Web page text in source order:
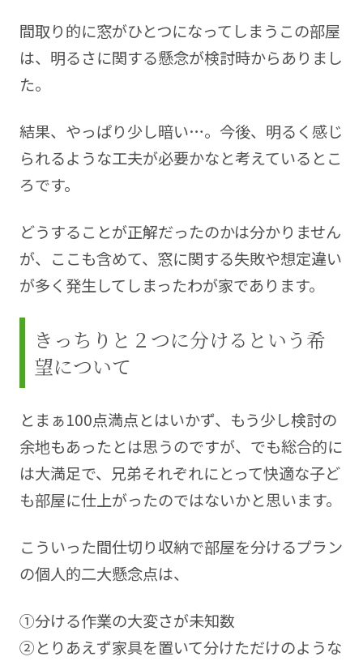
間取り的に窓がひとつになってしまうこの部屋
は、明るさに関する懸念が検討時からありまし
た。
結果、やっぱり少し暗い…。今後、明るく感じ
られるような工夫が必要かなと考えているとこ
ろです。
どうすることが正解だったのかは分かりません
が、ここも含めて、窓に関する失敗や想定違い
が多く発生してしまったわが家であります。
きっちりと２つに分けるという希
望について
とまぁ100点満点とはいかず、もう少し検討の
余地もあったとは思うのですが、でも総合的に
は大満足で、兄弟それぞれにとって快適な子ど
も部屋に仕上がったのではないかと思います。
こういった間仕切り収納で部屋を分けるプラン
の個人的二大懸念点は、
①分ける作業の大変さが未知数
②とりあえず家具を置いて分けただけのような